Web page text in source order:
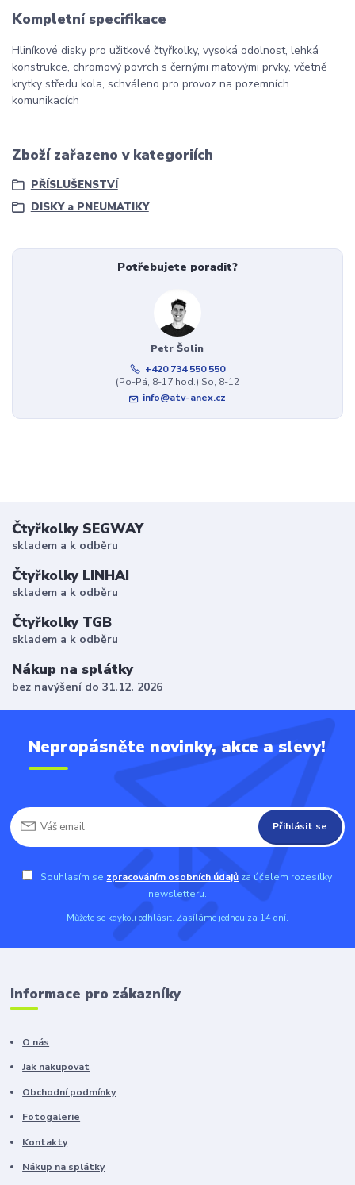
Kompletní specifikace
Hliníkové disky pro užitkové čtyřkolky, vysoká odolnost, lehká
konstrukce, chromový povrch s černými matovými prvky, včetně
krytky středu kola, schváleno pro provoz na pozemních
komunikacích
Zboží zařazeno v kategoriích
PŘÍSLUŠENSTVÍ
DISKY a PNEUMATIKY
Potřebujete poradit?
Petr Šolin
+420 734 550 550
(Po-Pá, 8-17 hod.) So, 8-12
info@atv-anex.cz
Čtyřkolky SEGWAY
skladem a k odběru
Čtyřkolky LINHAI
skladem a k odběru
Čtyřkolky TGB
skladem a k odběru
Nákup na splátky
bez navýšení do 31.12. 2026
Nepropásněte novinky, akce a slevy!
Přihlásit se
Souhlasím se zpracováním osobních údajů za účelem rozesílky
newsletteru.
Můžete se kdykoli odhlásit. Zasíláme jednou za 14 dní.
Informace pro zákazníky
O nás
Jak nakupovat
Obchodní podmínky
Fotogalerie
Kontakty
Nákup na splátky